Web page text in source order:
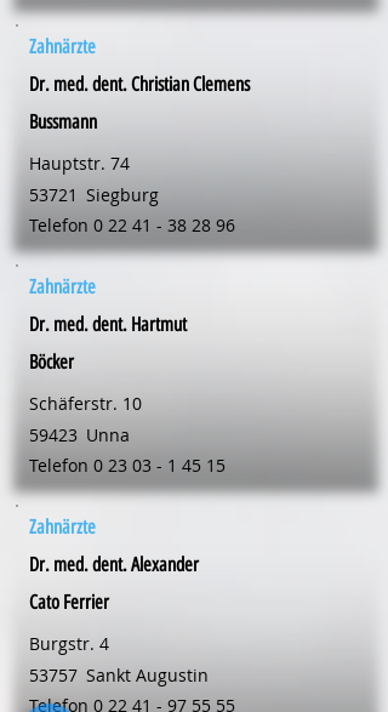
Zahnärzte
Dr. med. dent. Christian Clemens
Bussmann
Hauptstr. 74
53721 Siegburg
Telefon 0 22 41 - 38 28 96
Zahnärzte
Dr. med. dent. Hartmut
Böcker
Schäferstr. 10
59423 Unna
Telefon 0 23 03 - 1 45 15
Zahnärzte
Dr. med. dent. Alexander
Cato Ferrier
Burgstr. 4
53757 Sankt Augustin
Telefon 0 22 41 - 97 55 55